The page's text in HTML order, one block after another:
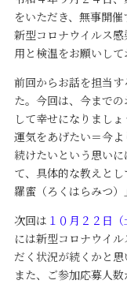
をいただき、無事開催
新型コロナウイルス
用と検温をお願いして
前回からお話を担当
た。今回は、今まで
して幸せになりまし
運気をあげたい＝今
続けたいという思い
て、具体的な教えと
羅蜜（ろくはらみつ）
次回は １０月２２日（
には新型コロナウイ
だく状況が続くかと思
また、ご参加応募人